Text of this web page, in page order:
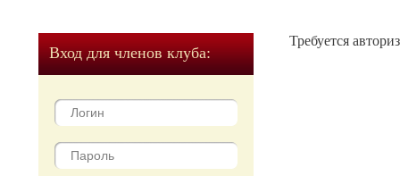
Вход для членов клуба:
Требуется